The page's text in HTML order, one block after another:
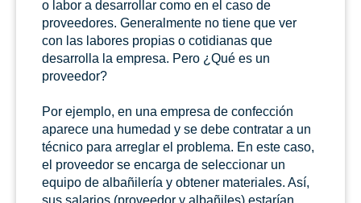
o labor a desarrollar como en el caso de
proveedores. Generalmente no tiene que ver
con las labores propias o cotidianas que
desarrolla la empresa. Pero ¿Qué es un
proveedor?
Por ejemplo, en una empresa de confección
aparece una humedad y se debe contratar a un
técnico para arreglar el problema. En este caso,
el proveedor se encarga de seleccionar un
equipo de albañilería y obtener materiales. Así,